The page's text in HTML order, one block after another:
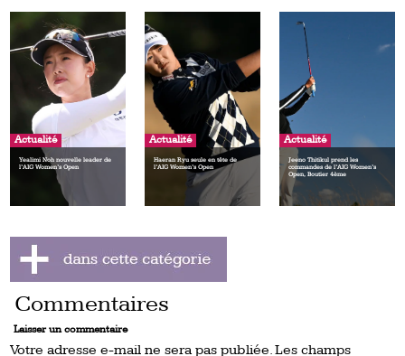
Actualité
Yealimi Noh nouvelle leader de
l’AIG Women’s Open
Actualité
Haeran Ryu seule en tête de
l’AIG Women’s Open
Actualité
Jeeno Thitikul prend les
commandes de l’AIG Women’s
Open, Boutier 4ème
Commentaires
Laisser un commentaire
Votre adresse e-mail ne sera pas publiée.Les champs